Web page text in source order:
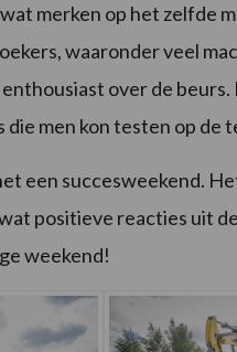
merken op het zelfde
waaronder veel
over de
die men kon testen op de
een succesweekend.
positieve reacties uit
weekend!